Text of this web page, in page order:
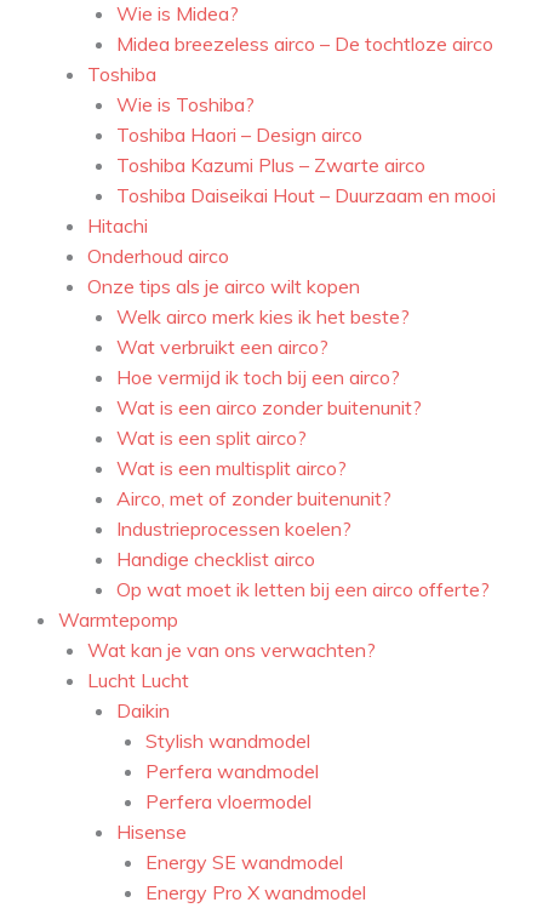
Wie is Midea?
Midea breezeless airco – De tochtloze airco
Toshiba
Wie is Toshiba?
Toshiba Haori – Design airco
Toshiba Kazumi Plus – Zwarte airco
Toshiba Daiseikai Hout – Duurzaam en mooi
Hitachi
Onderhoud airco
Onze tips als je airco wilt kopen
Welk airco merk kies ik het beste?
Wat verbruikt een airco?
Hoe vermijd ik toch bij een airco?
Wat is een airco zonder buitenunit?
Wat is een split airco?
Wat is een multisplit airco?
Airco, met of zonder buitenunit?
Industrieprocessen koelen?
Handige checklist airco
Op wat moet ik letten bij een airco offerte?
Warmtepomp
Wat kan je van ons verwachten?
Lucht Lucht
Daikin
Stylish wandmodel
Perfera wandmodel
Perfera vloermodel
Hisense
Energy SE wandmodel
Energy Pro X wandmodel